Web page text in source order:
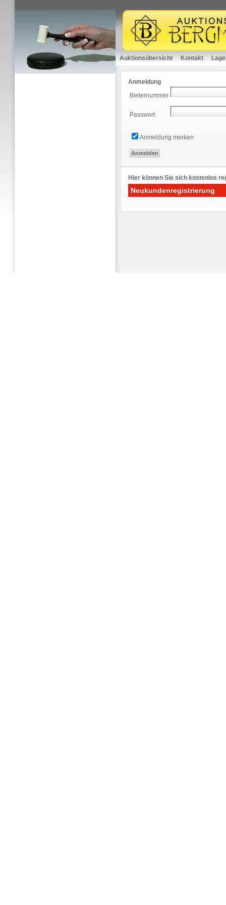
Auktionsübersicht Kontakt
Anmeldung
Bieternummer
Passwort
Anmeldung merken
Hier können Sie sich kostenlos
Neukundenregistrierung